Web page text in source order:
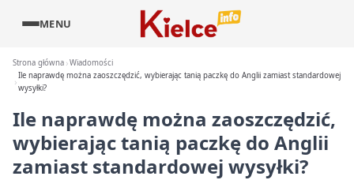
MENU
Strona główna Wiadomości
Ile naprawdę można zaoszczędzić, wybierając tanią paczkę do Anglii zamiast standardowej
wysyłki?
Ile naprawdę można zaoszczędzić,
wybierając tanią paczkę do Anglii
zamiast standardowej wysyłki?